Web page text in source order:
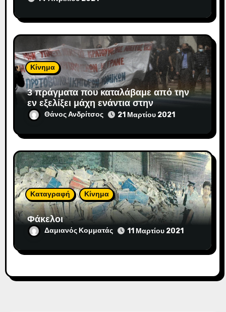
Κίνημα
3 πράγματα που καταλάβαμε από την
εν εξελίξει μάχη ενάντια στην
αντιδημοκρατική εκτροπή.
Θάνος Ανδρίτσος 21 Μαρτίου 2021
Καταγραφή Κίνημα
Φάκελοι
Δαμιανός Κομματάς 11 Μαρτίου 2021